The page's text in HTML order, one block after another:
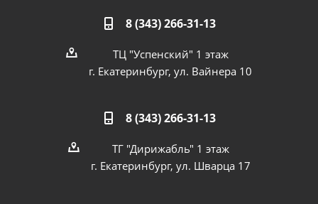
8 (343) 266-31-13
ТЦ "Успенский" 1 этаж
г. Екатеринбург, ул. Вайнера 10
8 (343) 266-31-13
ТГ "Дирижабль" 1 этаж
г. Екатеринбург, ул. Шварца 17